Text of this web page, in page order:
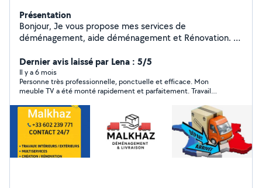
Présentation
Bonjour, Je vous propose mes services de
déménagement, aide déménagement et Rénovation. Je
N'hésitez pas à me contacter pour un devis ou pour
Dernier avis laissé par Lena : 5/5
Il y a 6 mois
Personne très professionnelle, ponctuelle et efficace. Mon
meuble TV a été monté rapidement et parfaitement. Travail